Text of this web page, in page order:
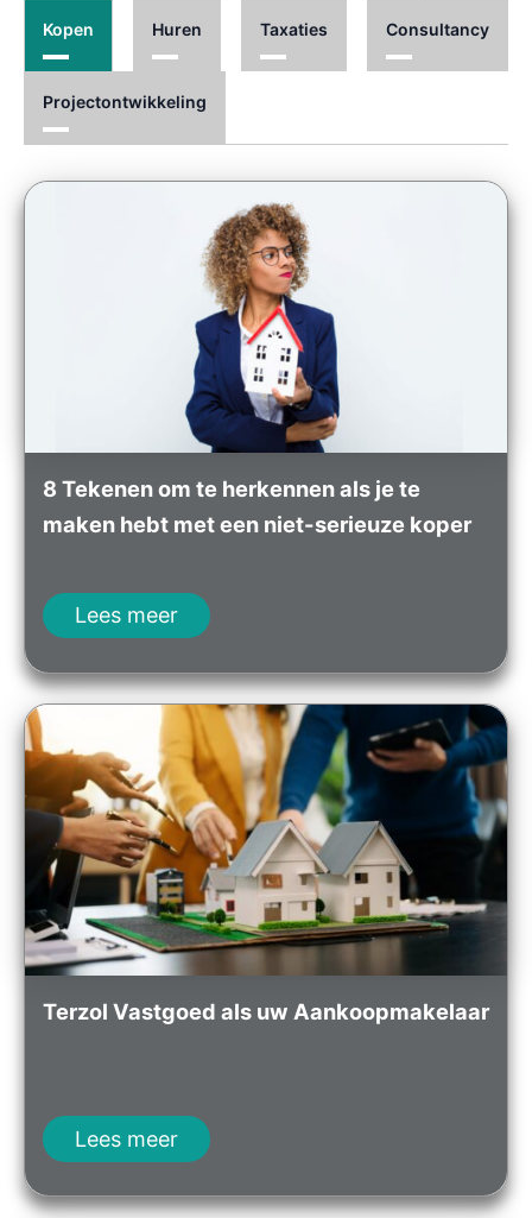
Kopen Huren Taxaties Consultancy
Projectontwikkeling
8 Tekenen om te herkennen als je te
maken hebt met een niet-serieuze koper
Lees meer
Terzol Vastgoed als uw Aankoopmakelaar
Lees meer